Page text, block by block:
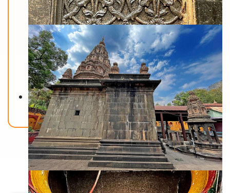
Back To Home
मंदिरे